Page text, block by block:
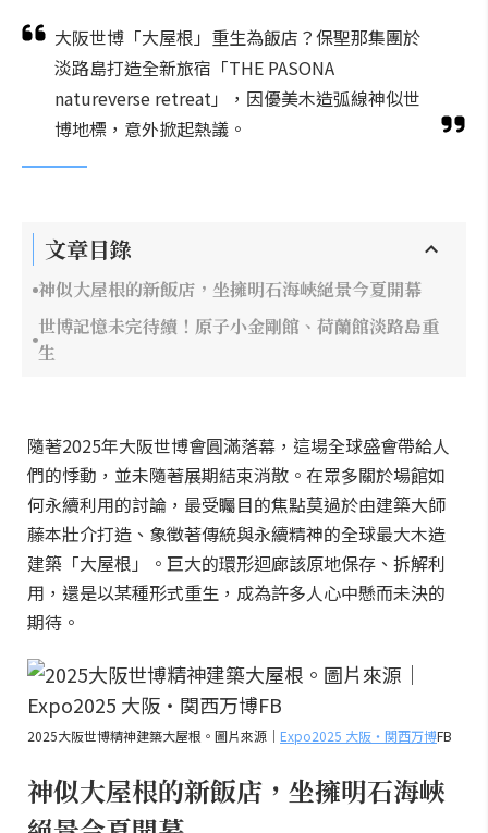
大阪世博「大屋根」重生為飯店？保聖那集團於
淡路島打造全新旅宿「THE PASONA
natureverse retreat」，因優美木造弧線神似世
博地標，意外掀起熱議。
文章目錄
神似大屋根的新飯店，坐擁明石海峽絕景今夏開幕
世博記憶未完待續！原子小金剛館、荷蘭館淡路島重
生
隨著2025年大阪世博會圓滿落幕，這場全球盛會帶給人
們的悸動，並未隨著展期結束消散。在眾多關於場館如
何永續利用的討論，最受矚目的焦點莫過於由建築大師
藤本壯介打造、象徵著傳統與永續精神的全球最大木造
建築「大屋根」。巨大的環形迴廊該原地保存、拆解利
用，還是以某種形式重生，成為許多人心中懸而未決的
期待。
2025大阪世博精神建築大屋根。圖片來源｜ Expo2025 大阪・関西万博FB
神似大屋根的新飯店，坐擁明石海峽